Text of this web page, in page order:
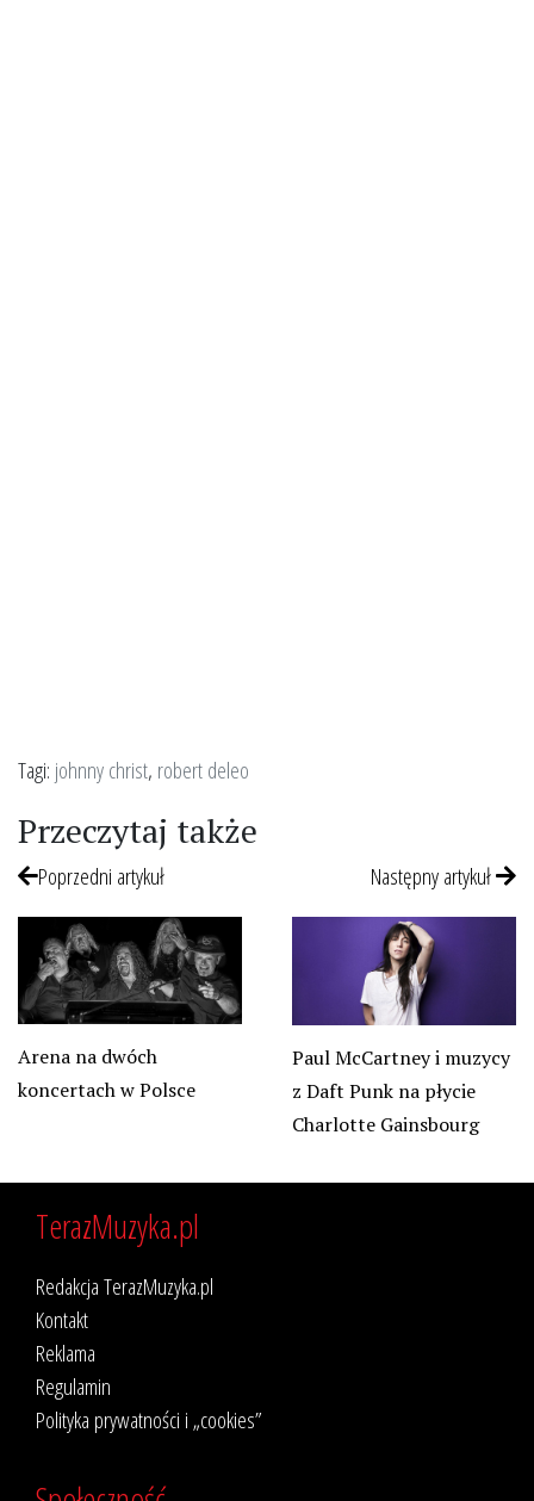
Tagi: johnny christ, robert deleo
Przeczytaj także
Poprzedni artykuł
Arena na dwóch
koncertach w Polsce
Następny artykuł
Paul McCartney i muzycy
z Daft Punk na płycie
Charlotte Gainsbourg
TerazMuzyka.pl
Redakcja TerazMuzyka.pl
Kontakt
Reklama
Regulamin
Polityka prywatności i „cookies”